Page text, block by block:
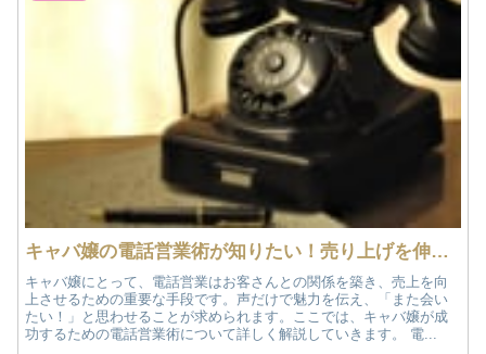
キャバ嬢の電話営業術が知りたい！売り上げを伸ばす効果的なテクニックとタイミング
キャバ嬢にとって、電話営業はお客さんとの関係を築き、売上を向
上させるための重要な手段です。声だけで魅力を伝え、「また会い
たい！」と思わせることが求められます。ここでは、キャバ嬢が成
功するための電話営業術について詳しく解説していきます。 電...